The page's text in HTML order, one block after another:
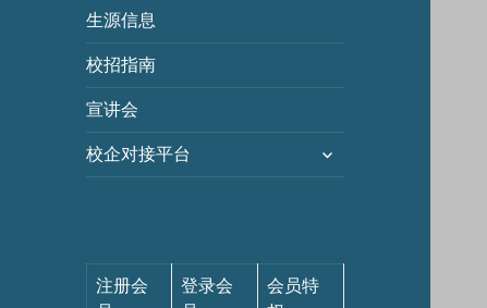
生源信息
校招指南
宣讲会
校企对接平台
注册会
登录会
会员特